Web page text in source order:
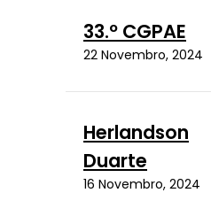
33.º CGPAE
22 Novembro, 2024
Herlandson
Duarte
16 Novembro, 2024